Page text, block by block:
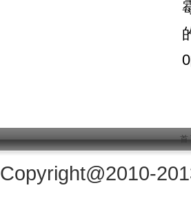
首
Copyright@2010-